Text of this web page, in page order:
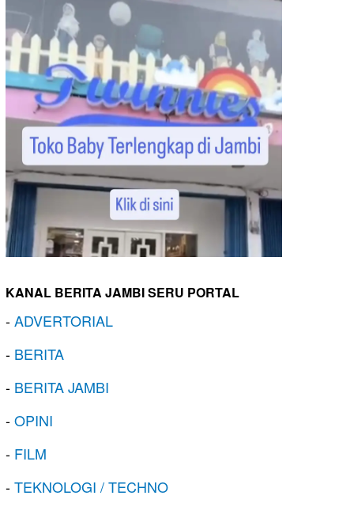
KANAL BERITA JAMBI SERU PORTAL
-ADVERTORIAL
- BERITA
- BERITA JAMBI
-OPINI
- FILM
-TEKNOLOGI / TECHNO